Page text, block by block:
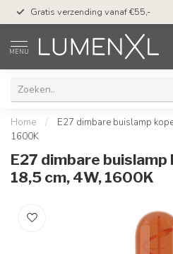
Gratis verzending vanaf €55,-
MENU
Home /
E27 dimbare buislamp
1600K
E27 dimbare
18,5 cm, 4W, 1600K